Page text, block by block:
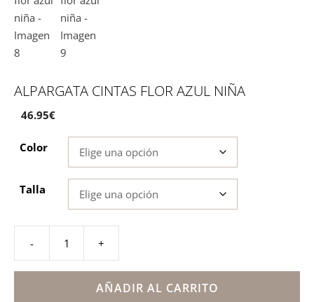
ALPARGATA CINTAS FLOR AZUL NIÑA
46.95€
Color
Talla
-
cintas
flor
+
AÑADIR AL CARRITO